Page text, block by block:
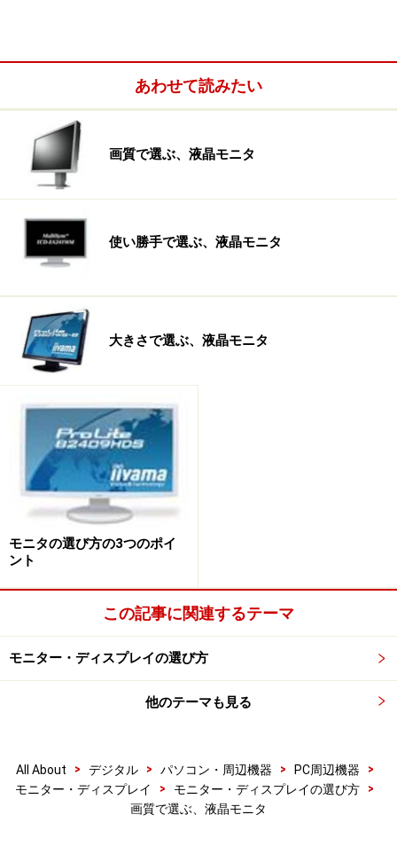
モニタ選びの3つのポイント：2. 大きさで選ぶ
い。
Amazonで人気のモニター・ディスプレイをチェッ
ク！
あわせて読みたい
画質で選ぶ、液晶モニタ
使い勝手で選ぶ、液晶モニタ
大きさで選ぶ、液晶モニタ
モニタの選び方の3つのポイ
ント
この記事に関連するテーマ
モニター・ディスプレイの選び方
他のテーマも見る
All About > デジタル > パソコン・周辺機器 > PC周辺機器
>
モニター・ディスプレイ
> モニター・ディスプレイの選び方
>
画質で選ぶ、液晶モニタ